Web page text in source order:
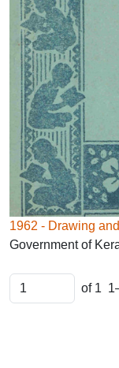
1962 - Drawing
Government of
of 1